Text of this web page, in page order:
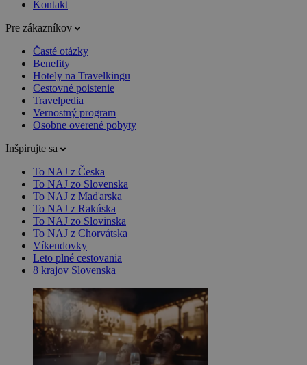
Kontakt
Pre zákazníkov
Časté otázky
Benefity
Hotely na Travelkingu
Cestovné poistenie
Travelpedia
Vernostný program
Osobne overené pobyty
Inšpirujte sa
To NAJ z Česka
To NAJ zo Slovenska
To NAJ z Maďarska
To NAJ z Rakúska
To NAJ zo Slovinska
To NAJ z Chorvátska
Víkendovky
Leto plné cestovania
8 krajov Slovenska